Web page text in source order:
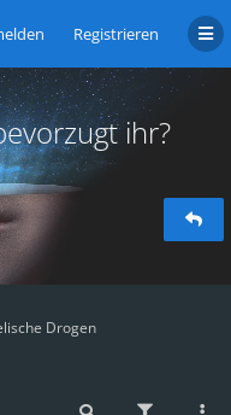
Registrieren
ihr?
Drogen